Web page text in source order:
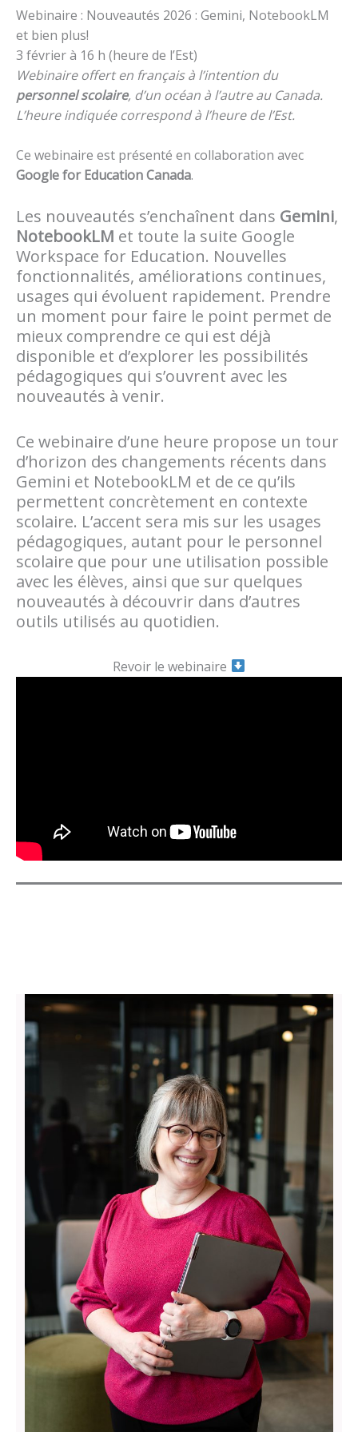
Webinaire : Nouveautés 2026 : Gemini, NotebookLM
et bien plus!
3 février à 16 h (heure de l’Est)
Webinaire offert en français à l’intention du
personnel scolaire, d’un océan à l’autre au Canada.
L’heure indiquée correspond à l’heure de l’Est.
Ce webinaire est présenté en collaboration avec
Google for Education Canada.
Les nouveautés s’enchaînent dans Gemini,
NotebookLM et toute la suite Google
Workspace for Education. Nouvelles
fonctionnalités, améliorations continues,
usages qui évoluent rapidement. Prendre
un moment pour faire le point permet de
mieux comprendre ce qui est déjà
disponible et d’explorer les possibilités
pédagogiques qui s’ouvrent avec les
nouveautés à venir.
Ce webinaire d’une heure propose un tour
d’horizon des changements récents dans
Gemini et NotebookLM et de ce qu’ils
permettent concrètement en contexte
scolaire. L’accent sera mis sur les usages
pédagogiques, autant pour le personnel
scolaire que pour une utilisation possible
avec les élèves, ainsi que sur quelques
nouveautés à découvrir dans d’autres
outils utilisés au quotidien.
Revoir le webinaire